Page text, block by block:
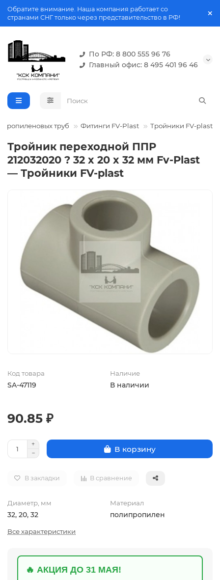
Обратите внимание. Наша компания работает со
странами СНГ только через представительство в РФ!
По РФ: 8 800 555 96 76
Главный офис: 8 495 401 96 46
труб Фитинги FV-Plast Тройники FV-plast
Тройник переходной ППР
212032020 ? 32 x 20 x 32 мм Fv-Plast
— Тройники FV-plast
Код товара
SA-47119
Наличие
В наличии
90.85 ₽
В корзину
В закладки В сравнение
Диаметр, мм
32, 20, 32
Материал
полипропилен
Все характеристики
🔥 АКЦИЯ ДО 31 МАЯ!